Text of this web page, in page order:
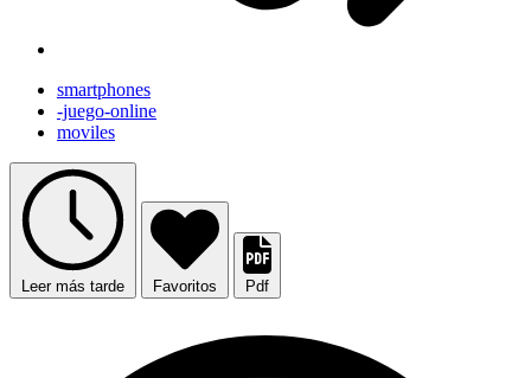
smartphones
-juego-online
moviles
Leer más tarde Favoritos Pdf